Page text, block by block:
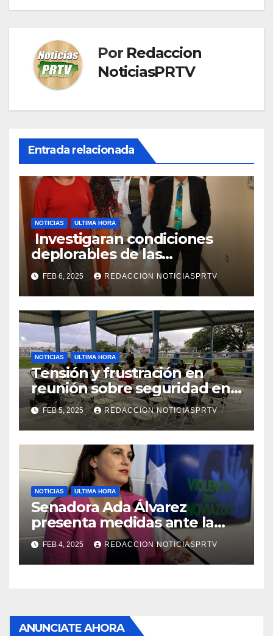
Por Redaccion
NoticiasPRTV
Entrada relacionada
NOTICIAS ULTIMA HORA
Investigaran condiciones
deplorables de las
facilidades el Departamento
de la Salud en Mayagüez
FEB 6, 2025 REDACCION NOTICIASPRTV
NOTICIAS ULTIMA HORA
Tensión y frustración en
reunión sobre seguridad en
Reparto Metropolitano
FEB 5, 2025 REDACCION NOTICIASPRTV
NOTICIAS ULTIMA HORA
Senadora Ada Álvarez
presenta medidas ante la
violencia en el noviazgo
FEB 4, 2025 REDACCION NOTICIASPRTV
ANUNCIATE AHORA